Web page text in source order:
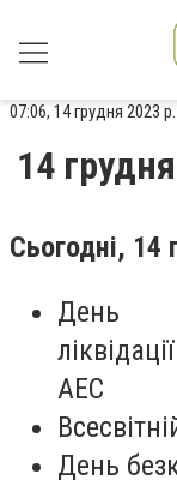
07:06, 14 грудня 2023 р.
14
Сьогодні, 14
День
АЕС
День